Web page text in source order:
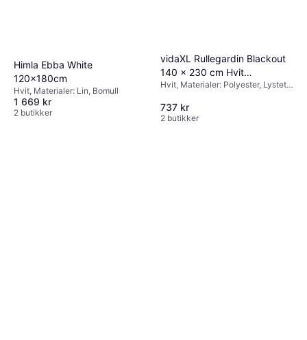
Himla Ebba White
120x180cm
Hvit, Materialer: Lin, Bomull
1 669 kr
2 butikker
vidaXL Rullegardin Blackout
140 x 230 cm Hvit
140x230cm
Hvit, Materialer: Polyester, Lystett,
737 kr
2 butikker